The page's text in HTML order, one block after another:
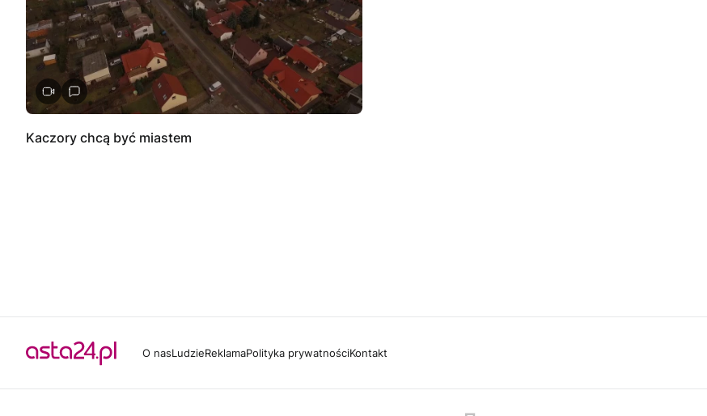
Kaczory chcą być miastem
O nasLudzieReklamaPolityka prywatnościKontakt